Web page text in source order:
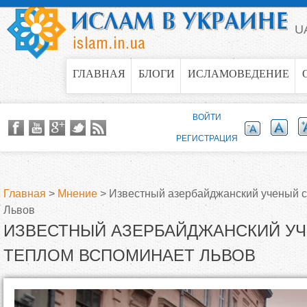
Jump to navigation
ГЛАВНАЯ БЛОГИ ИСЛАМОВЕДЕНИЕ
В
ы
з
Главная > Мнение > Известный азербайджанский ученый
Львов
ИЗВЕСТНЫЙ АЗЕРБАЙДЖАНСКИЙ
ТЕПЛОМ ВСПОМИНАЕТ ЛЬВОВ
ВОЙТИ
РЕГИСТРАЦИЯ